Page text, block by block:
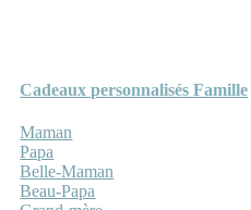
Cadeaux personnalisés Famille
Maman
Papa
Belle-Maman
Beau-Papa